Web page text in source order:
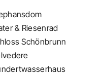
& Riesenrad
Schönbrunn